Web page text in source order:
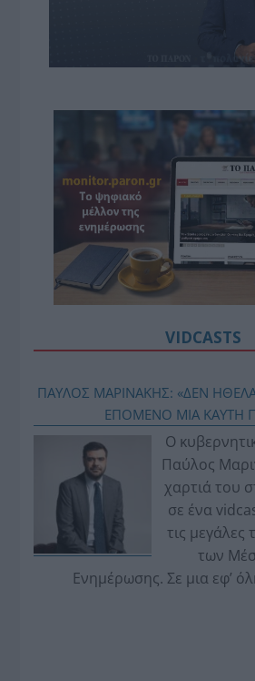
VIDCASTS
ΠΑΥΛΟΣ ΜΑΡΙΝΑΚΗΣ: «ΔΕΝ
ΕΠΟΜΕΝΟ ΜΙΑ ΚΑΥΤΗ
Ο
Παύλος
χαρτιά του
σε ένα
τις
των
Ενημέρωσης. Σε μια εφ’